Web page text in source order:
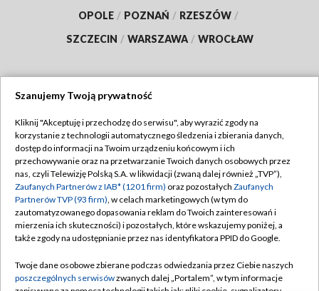
OPOLE / POZNAŃ / RZESZÓW /
SZCZECIN / WARSZAWA / WROCŁAW
TVP
Abonament TVP
Emisja w TVP
Centrum informacji TVP
Naziemna Telewizja Cyfrowa
Rada Programowa
Regulamin TVP
Polityka prywatności
Moje zgody
Pomoc
Kontakt
Szanujemy Twoją prywatność
Kliknij "Akceptuję i przechodzę do serwisu", aby wyrazić zgody na
korzystanie z technologii automatycznego śledzenia i zbierania danych,
dostęp do informacji na Twoim urządzeniu końcowym i ich
przechowywanie oraz na przetwarzanie Twoich danych osobowych przez
nas, czyli Telewizję Polską S.A. w likwidacji (zwaną dalej również „TVP”),
Zaufanych Partnerów z IAB* (1201 firm) oraz pozostałych Zaufanych
Partnerów TVP (93 firm), w celach marketingowych (w tym do
zautomatyzowanego dopasowania reklam do Twoich zainteresowań i
mierzenia ich skuteczności) i pozostałych, które wskazujemy poniżej, a
także zgody na udostępnianie przez nas identyfikatora PPID do Google.
Twoje dane osobowe zbierane podczas odwiedzania przez Ciebie naszych
poszczególnych serwisówzwanych dalej „Portalem”, w tym informacje